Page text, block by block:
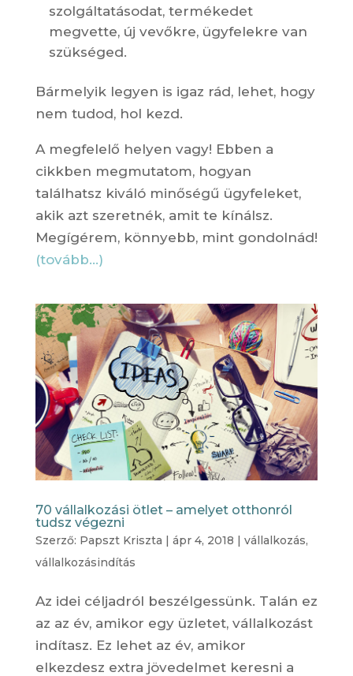
szolgáltatásodat, termékedet
megvette, új vevőkre, ügyfelekre van
szükséged.
Bármelyik legyen is igaz rád, lehet, hogy
nem tudod, hol kezd.
A megfelelő helyen vagy! Ebben a
cikkben megmutatom, hogyan
találhatsz kiváló minőségű ügyfeleket,
akik azt szeretnék, amit te kínálsz.
Megígérem, könnyebb, mint gondolnád!
(tovább…)
70 vállalkozási ötlet – amelyet otthonról
tudsz végezni
Szerző: Papszt Kriszta | ápr 4, 2018 | vállalkozás,
vállalkozásindítás
Az idei céljadról beszélgessünk. Talán ez
az az év, amikor egy üzletet, vállalkozást
indítasz. Ez lehet az év, amikor
elkezdesz extra jövedelmet keresni a